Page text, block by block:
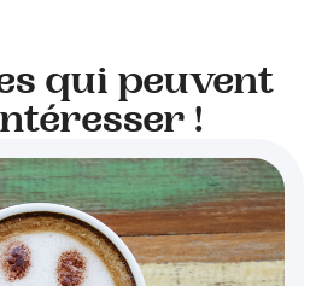
qui peuvent
!